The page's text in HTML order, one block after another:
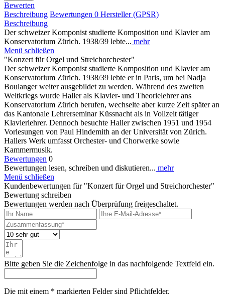
Bewerten
Beschreibung Bewertungen 0 Hersteller (GPSR)
Beschreibung
Der schweizer Komponist studierte Komposition und Klavier am
Konservatorium Zürich. 1938/39 lebte... mehr
Menü schließen
"Konzert für Orgel und Streichorchester"
Der schweizer Komponist studierte Komposition und Klavier am
Konservatorium Zürich. 1938/39 lebte er in Paris, um bei Nadja
Boulanger weiter ausgebildet zu werden. Während des zweiten
Weltkriegs wurde Haller als Klavier- und Theorielehrer ans
Konservatorium Zürich berufen, wechselte aber kurze Zeit später an
das Kantonale Lehrerseminar Küssnacht als in Vollzeit tätiger
Klavierlehrer. Dennoch besuchte Haller zwischen 1951 und 1954
Vorlesungen von Paul Hindemith an der Universität von Zürich.
Hallers Werk umfasst Orchester- und Chorwerke sowie
Kammermusik.
Bewertungen 0
Bewertungen lesen, schreiben und diskutieren... mehr
Menü schließen
Kundenbewertungen für "Konzert für Orgel und Streichorchester"
Bewertung schreiben
Bewertungen werden nach Überprüfung freigeschaltet.
Bitte geben Sie die Zeichenfolge in das nachfolgende Textfeld ein.
Die mit einem * markierten Felder sind Pflichtfelder.